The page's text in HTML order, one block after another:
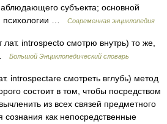
субъекта; основной
психологии …
Современная энциклопедия
introspecto смотрю внутрь) то же,
Большой Энциклопедический словарь
introspectare смотреть вглубь) метод
состоит в том, чтобы посредством
из всех связей предметного
как непосредственные